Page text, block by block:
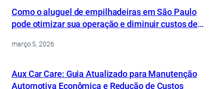
Como o aluguel de empilhadeiras em São Paulo
pode otimizar sua operação e diminuir custos de
março 5, 2026
Aux Car Care: Guia Atualizado para Manutenção
Automotiva Econômica e Redução de Custos